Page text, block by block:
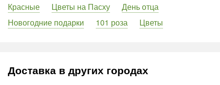
Красные
Цветы на Пасху
День отца
Новогодние подарки
101 роза Цветы
Доставка в других городах